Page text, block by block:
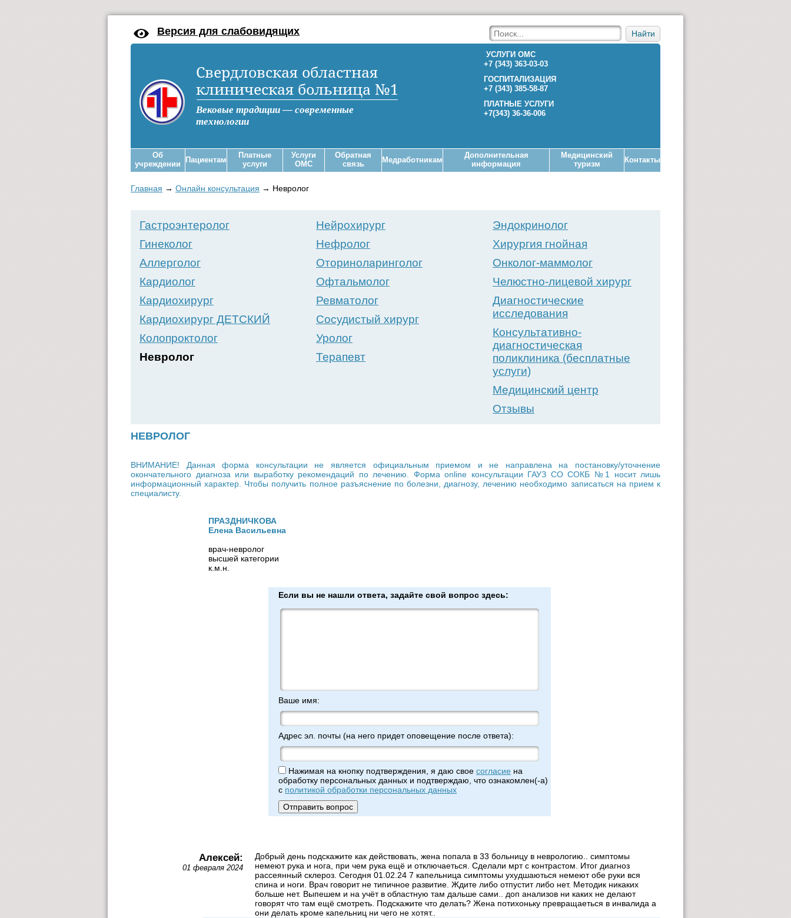
Версия для слабовидящих Найти
Свердловская областная
клиническая больница №1
Вековые традиции — современные
технологии
УСЛУГИ ОМС
+7 (343) 363-03-03
ГОСПИТАЛИЗАЦИЯ
+7 (343) 385-58-87
ПЛАТНЫЕ УСЛУГИ
+7(343) 36-36-006
Об
учреждении
Пациентам
Платные
услуги
Услуги
ОМС
Обратная
связь
Медработникам
Дополнительная
информация
Медицинский
туризм
Контакты
Главная → Онлайн консультация → Невролог
Гастроэнтеролог
Гинеколог
Аллерголог
Кардиолог
Кардиохирург
Кардиохирург ДЕТСКИЙ
Колопроктолог
Невролог
Нейрохирург
Нефролог
Оториноларинголог
Офтальмолог
Ревматолог
Сосудистый хирург
Уролог
Терапевт
Эндокринолог
Хирургия гнойная
Онколог-маммолог
Челюстно-лицевой хирург
Диагностические
исследования
Консультативно-
диагностическая
поликлиника (бесплатные
услуги)
Медицинский центр
Отзывы
НЕВРОЛОГ
ВНИМАНИЕ! Данная форма консультации не является официальным приемом и не направлена на постановку/уточнение
окончательного диагноза или выработку рекомендаций по лечению. Форма online консультации ГАУЗ СО СОКБ №1 носит лишь
информационный характер. Чтобы получить полное разъяснение по болезни, диагнозу, лечению необходимо записаться на прием к
специалисту.
ПРАЗДНИЧКОВА
Елена Васильевна
врач-невролог
высшей категории
к.м.н.
Если вы не нашли ответа, задайте свой вопрос здесь:
Ваше имя:
Адрес эл. почты (на него придет оповещение после ответа):
Нажимая на кнопку подтверждения, я даю свое согласие на
обработку персональных данных и подтверждаю, что ознакомлен(-а)
с политикой обработки персональных данных
Алексей:
01 февраля 2024
Добрый день подскажите как действовать, жена попала в 33 больницу в неврологию.. симптомы
немеют рука и нога, при чем рука ещё и отключаеться. Сделали мрт с контрастом. Итог диагноз
рассеянный склероз. Сегодня 01.02.24 7 капельница симптомы ухудшаються немеют обе руки вся
спина и ноги. Врач говорит не типичное развитие. Ждите либо отпустит либо нет. Методик никаких
больше нет. Выпешем и на учёт в областную там дальше сами.. доп анализов ни каких не делают
говорят что там ещё смотреть. Подскажите что делать? Жена потихоньку превращаеться в инвалида а
они делать кроме капельниц ни чего не хотят..